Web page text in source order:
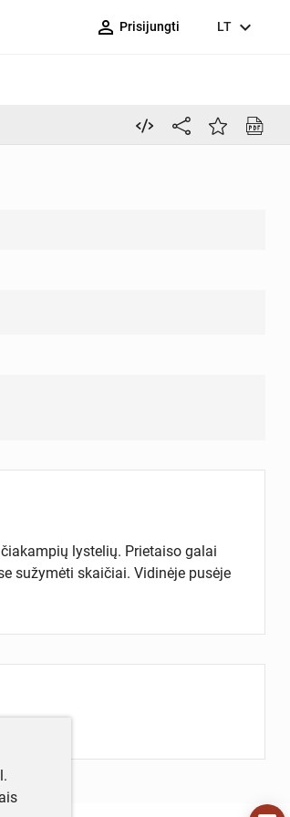
person_outline Prisijungti LT expand_more
lystelių. Prietaiso galai
sužymėti skaičiai. Vidinėje pusėje